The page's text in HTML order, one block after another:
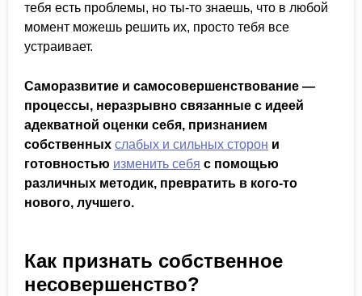
тебя есть проблемы, но ты-то знаешь, что в любой
момент можешь решить их, просто тебя все
устраивает.
Саморазвитие и самосовершенствование —
процессы, неразрывно связанные с идеей
адекватной оценки себя, признанием
собственных слабых и сильных сторон и
готовностью изменить себя с помощью
различных методик, превратить в кого-то
нового, лучшего.
Как признать собственное
несовершенство?